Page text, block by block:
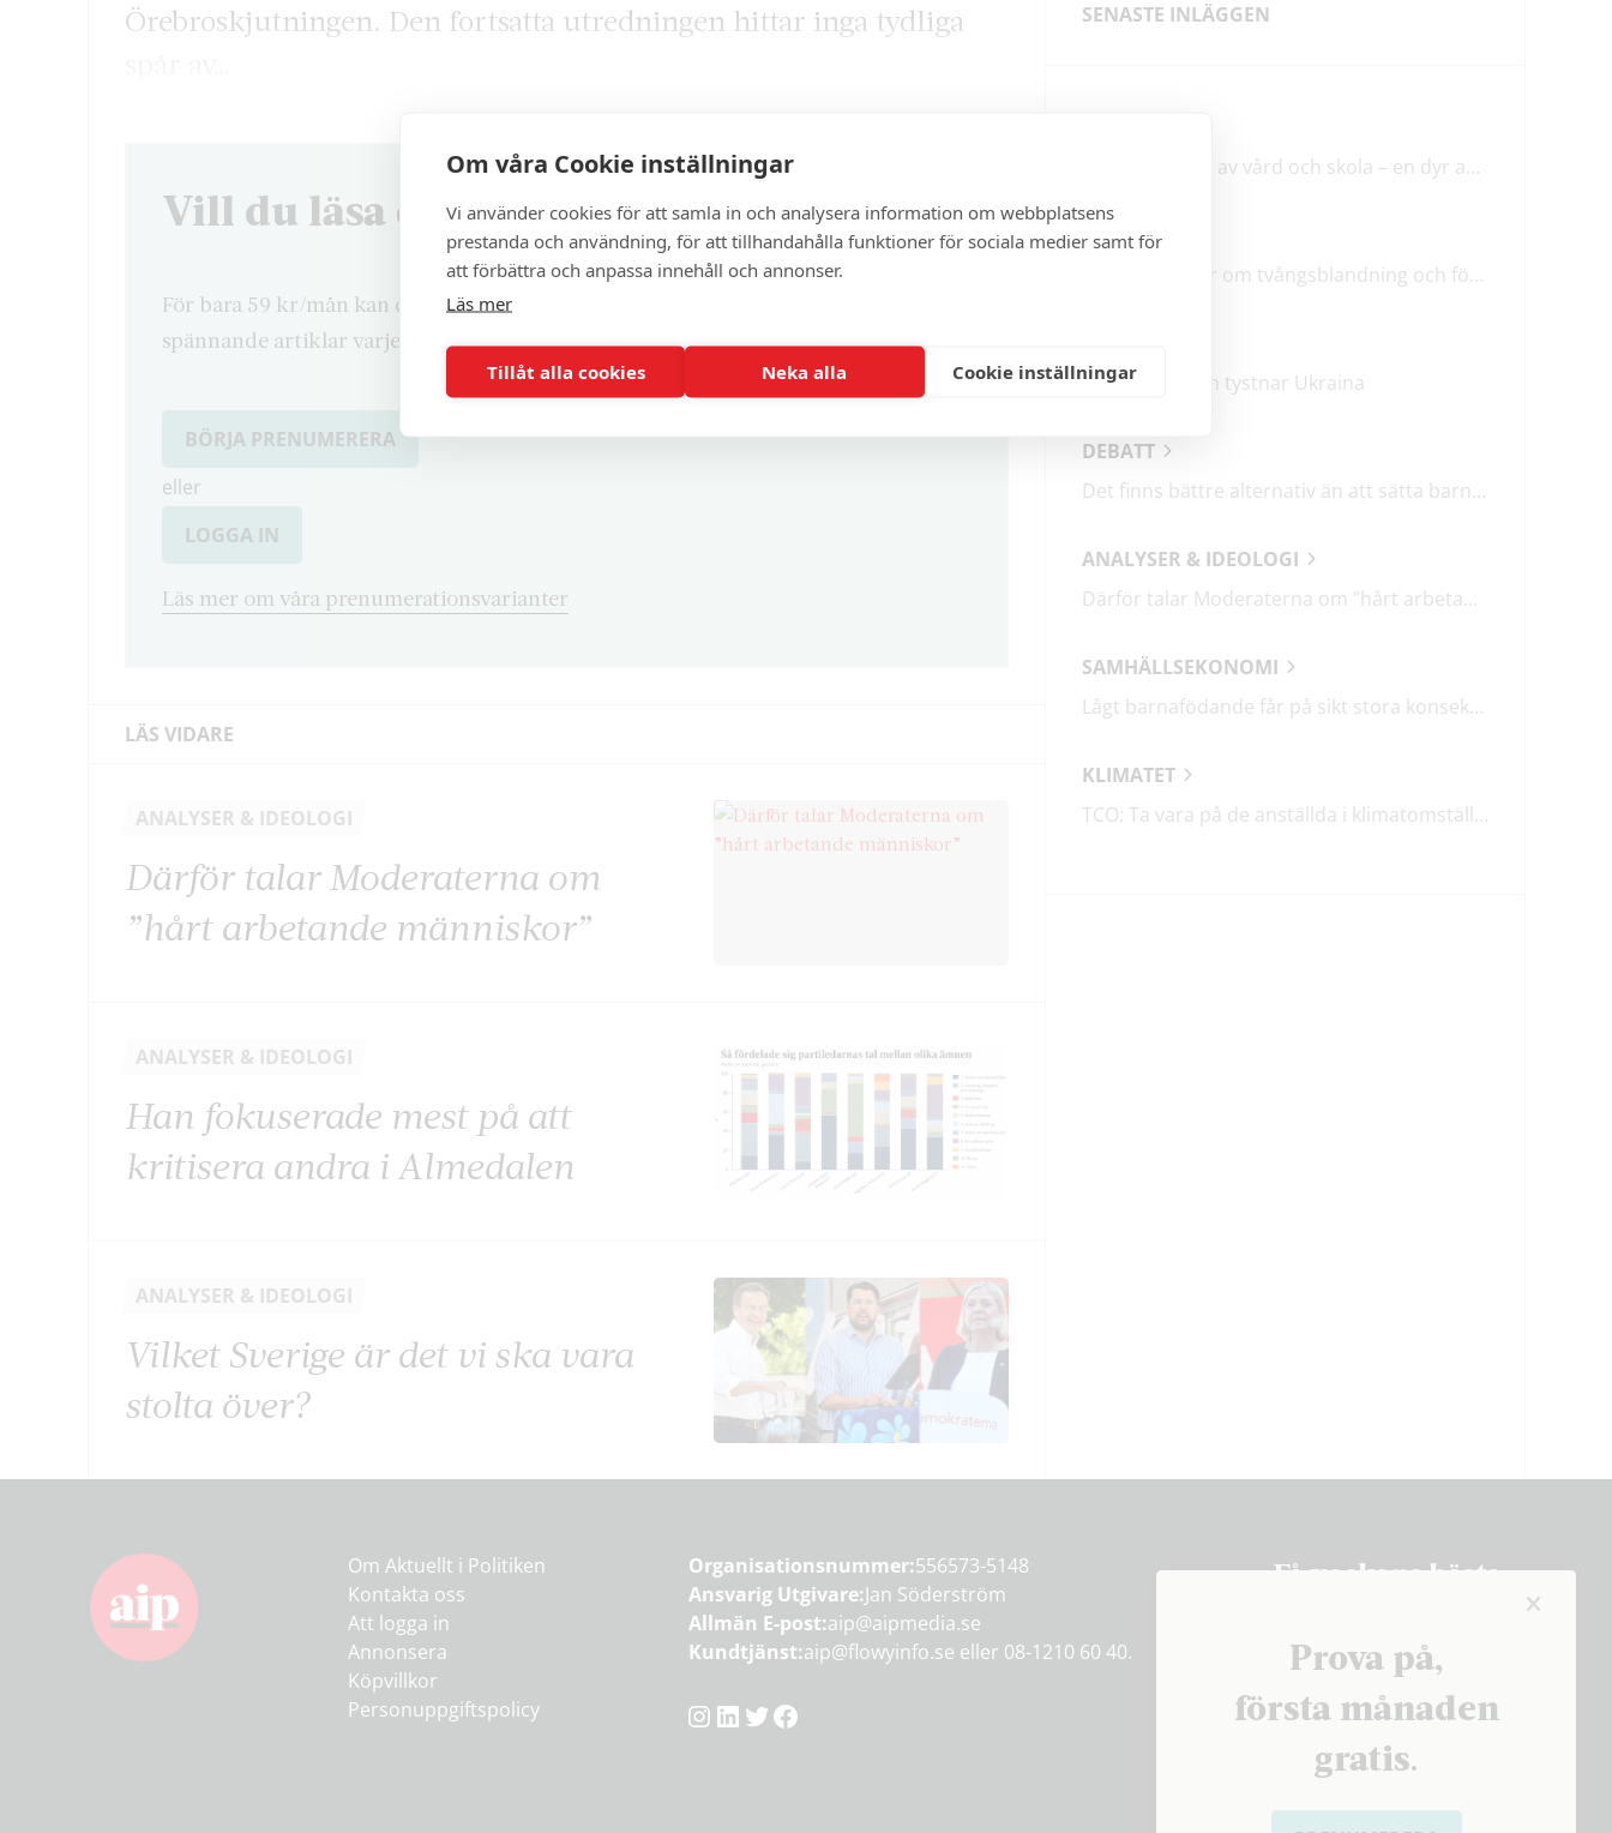
Om våra Cookie inställningar
Vi använder cookies för att samla in och analysera information om webbplatsens
prestanda och användning, för att tillhandahålla funktioner för sociala medier samt för
att förbättra och anpassa innehåll och annonser.
Läs mer
Tillåt alla cookies Neka alla Cookie inställningar
Prova på,
första månaden
gratis.
Örebroskjutningen. Den fortsatta utredningen hittar inga tydliga
Vill du läsa denna artikel?
För bara 59 kr/mån kan du läsa både denna och cirka 100 andra exklusiva och
spännande artiklar varje månad.
BÖRJA PRENUMERERA
eller
LOGGA IN
Läs mer om våra prenumerationsvarianter
LÄS VIDARE
ANALYSER & IDEOLOGI
Därför talar Moderaterna om
”hårt arbetande människor”
ANALYSER & IDEOLOGI
Han fokuserade mest på att
kritisera andra i Almedalen
ANALYSER & IDEOLOGI
Vilket Sverige är det vi ska vara
stolta över?
SENASTE INLÄGGEN
Förstatligande av vård och skola – en dyr affär med osäkert utfall
LEDARE
M & SD hycklar om tvångsblandning och förvärrar segregationen
Mitt i frukosten tystnar Ukraina
DEBATT
Det finns bättre alternativ än att sätta barn i fängelse
ANALYSER & IDEOLOGI
Därför talar Moderaterna om ”hårt arbetande människor”
SAMHÄLLSEKONOMI
Lågt barnafödande får på sikt stora konsekvenser
KLIMATET
TCO: Ta vara på de anställda i klimatomställningen
Om Aktuellt i Politiken
Kontakta oss
Att logga in
Annonsera
Köpvillkor
Personuppgiftspolicy
Organisationsnummer:556573-5148
Ansvarig Utgivare:Jan Söderström
Allmän E-post:aip@aipmedia.se
Kundtjänst:aip@flowyinfo.se eller 08-1210 60 40.
Instagram
LinkedIn
Twitter
Facebook
Få veckans bästa
PRENUMERERA